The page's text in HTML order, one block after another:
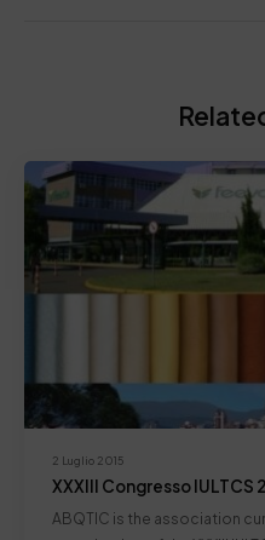
2 Luglio 2015
XXXIII Congresso IULTCS
ABQTIC is the association